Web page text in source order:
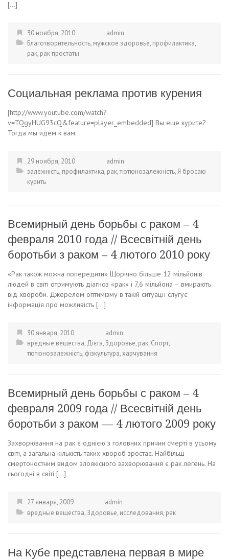
[…]
30 ноября, 2010
admin
Благотворительность, мужское здоровье, профилактика,
рак, рак простаты
Социальная реклама против курения
[http://www.youtube.com/watch?
v=TQgyHUG93cQ&feature=player_embedded] Вы еще курите?
Тогда мы идем к вам…
29 ноября, 2010
admin
залежність, профилактика, рак,тютюнозалежність,Я бросаю
курить
Всемирный день борьбы с раком – 4
февраля 2010 года // Всесвітній день
боротьби з раком – 4 лютого 2010 року
«Рак також можна попередити» Щорічно більше 12 мільйонів
людей в світі отримують діагноз «рак» і 7,6 мільйона – вмирають
від хвороби. Джерелом оптимізму в такій ситуації слугує
інформація про можливість […]
30 января, 2010
admin
вредные вещества, Дієта,Здоровье, рак, Спорт,
тютюнозалежність, фізкультура,харчування
Всемирный день борьбы с раком – 4
февраля 2009 года // Всесвітній день
боротьби з раком — 4 лютого 2009 року
Захворювання на рак є однією з головних причин смерті в усьому
світі, а загальна кількість таких хвороб зростає. Найбільш
смертоностним видом злоякісного захворювання є рак легень. На
сьогодні в світі […]
27 января, 2009
admin
вредные вещества,Здоровье, исследования, рак
На Кубе представлена первая в мире